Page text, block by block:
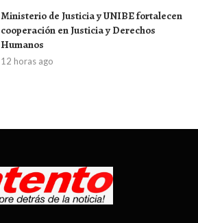
Ministerio de Justicia y UNIBE fortalecen
cooperación en Justicia y Derechos
Humanos
12 horas ago